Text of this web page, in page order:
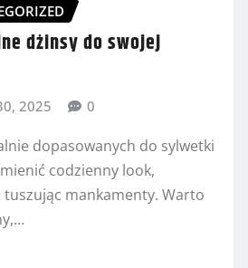
dżinsy do swojej
2025 0
dopasowanych do sylwetki
codzienny look,
mankamenty. Warto